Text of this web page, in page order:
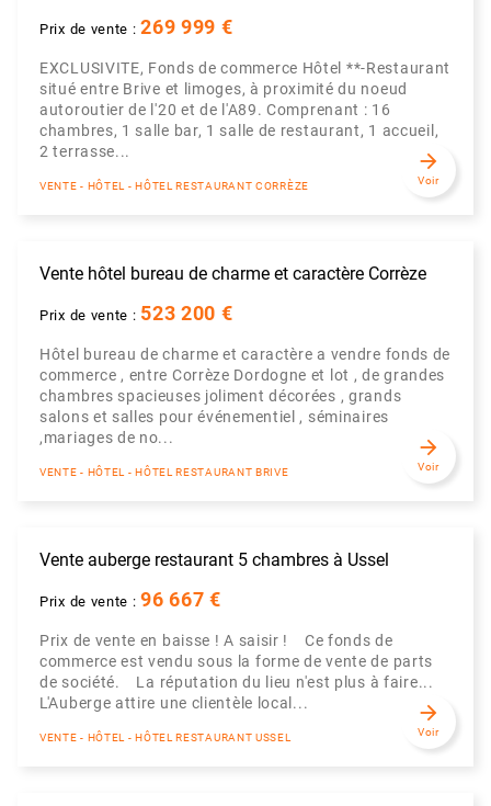
Prix de vente :269 999 €
EXCLUSIVITE, Fonds de commerce Hôtel **-Restaurant
situé entre Brive et limoges, à proximité du noeud
autoroutier de l'20 et de l'A89. Comprenant : 16
chambres, 1 salle bar, 1 salle de restaurant, 1 accueil,
2 terrasse...
VENTE - HÔTEL - HÔTEL RESTAURANT CORRÈZE
arrow_forward
Voir
Vente hôtel bureau de charme et caractère Corrèze
Prix de vente : 523 200 €
Hôtel bureau de charme et caractère a vendre fonds de
commerce , entre Corrèze Dordogne et lot , de grandes
chambres spacieuses joliment décorées , grands
salons et salles pour événementiel , séminaires
,mariages de no...
VENTE - HÔTEL - HÔTEL RESTAURANT BRIVE
arrow_forward
Voir
Vente auberge restaurant 5 chambres à Ussel
Prix de vente :96 667 €
Prix de vente en baisse ! A saisir ! Ce fonds de
commerce est vendu sous la forme de vente de parts
de société. La réputation du lieu n'est plus à faire...
L'Auberge attire une clientèle local...
VENTE - HÔTEL - HÔTEL RESTAURANT USSEL
arrow_forward
Voir